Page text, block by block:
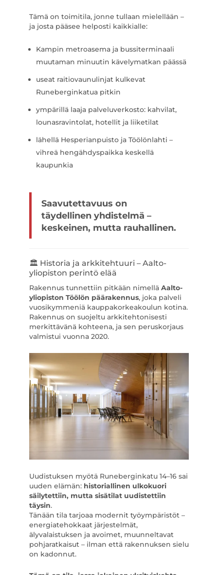
Tämä on toimitila, jonne tullaan mielellään –
ja josta pääsee helposti kaikkialle:
Kampin metroasema ja bussiterminaali
muutaman minuutin kävelymatkan päässä
useat raitiovaunulinjat kulkevat
Runeberginkatua pitkin
ympärillä laaja palveluverkosto: kahvilat,
lounasravintolat, hotellit ja liiketilat
lähellä Hesperianpuisto ja Töölönlahti –
vihreä hengähdyspaikka keskellä
kaupunkia
Saavutettavuus on
täydellinen yhdistelmä –
keskeinen, mutta rauhallinen.
🏛️ Historia ja arkkitehtuuri – Aalto-
yliopiston perintö elää
Rakennus tunnettiin pitkään nimellä Aalto-
yliopiston Töölön päärakennus, joka palveli
vuosikymmeniä kauppakorkeakoulun kotina.
Rakennus on suojeltu arkkitehtonisesti
merkittävänä kohteena, ja sen peruskorjaus
valmistui vuonna 2020.
Uudistuksen myötä Runeberginkatu 14–16 sai
uuden elämän: historiallinen ulkokuori
säilytettiin, mutta sisätilat uudistettiin
täysin.
Tänään tila tarjoaa modernit työympäristöt –
energiatehokkaat järjestelmät,
älyvalaistuksen ja avoimet, muunneltavat
pohjaratkaisut – ilman että rakennuksen sielu
on kadonnut.